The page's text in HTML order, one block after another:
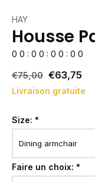
HAY
Housse
0 0 : 0 0 : 0 0 : 0 0
€75,00 €63,75
Livraison gratuite
Size: *
Faire un choix: *